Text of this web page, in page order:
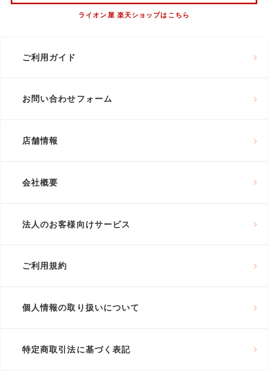
ライオン屋 楽天ショップはこちら
ご利用ガイド
お問い合わせフォーム
店舗情報
会社概要
法人のお客様向けサービス
ご利用規約
個人情報の取り扱いについて
特定商取引法に基づく表記